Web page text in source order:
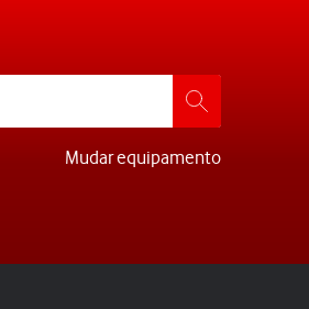
Mudar equipamento